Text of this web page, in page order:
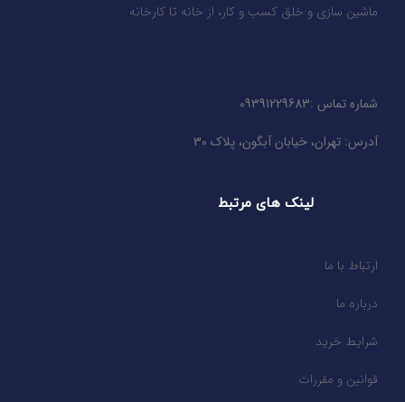
ماشین سازی و خلق کسب و کار، از خانه تا کارخانه
شماره تماس :09391229683
آدرس: تهران، خیابان آبگون، پلاک 30
لینک های مرتبط
ارتباط با ما
درباره ما
شرایط خرید
قوانین و مقررات